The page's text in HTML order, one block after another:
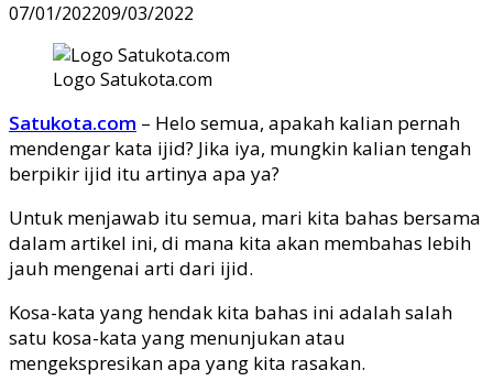
07/01/202209/03/2022
Logo Satukota.com
Satukota.com – Helo semua, apakah kalian pernah
mendengar kata ijid? Jika iya, mungkin kalian tengah
berpikir ijid itu artinya apa ya?
Untuk menjawab itu semua, mari kita bahas bersama
dalam artikel ini, di mana kita akan membahas lebih
jauh mengenai arti dari ijid.
Kosa-kata yang hendak kita bahas ini adalah salah
satu kosa-kata yang menunjukan atau
mengekspresikan apa yang kita rasakan.